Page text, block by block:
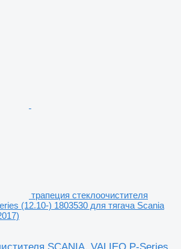
трапеция стеклоочистителя
(12.10-) 1803530 для тягача Scania
SCANIA, VALIEO P-Series